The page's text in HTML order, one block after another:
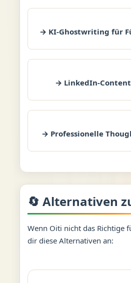
→ KI-Ghostwriting für
→ LinkedIn-
→ Professionelle
🔄 Alternativen
Wenn Oiti nicht das Richtige
dir diese Alternativen an: